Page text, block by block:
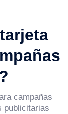
campañas
publicitarias